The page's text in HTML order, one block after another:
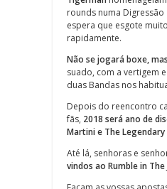
rounds numa Digressão
espera que esgote
rapidamente.
Não se jogará boxe,
suado, com a vertigem
duas Bandas nos
Depois do reencontro
fãs, 2018 será ano de
Martini e The
Até lá, senhoras e
vindos ao Rumble in The